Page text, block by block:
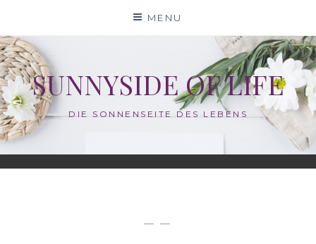
content
MENU
SUNNYSIDE OF LIFE
DIE SONNENSEITE DES LEBENS
— —